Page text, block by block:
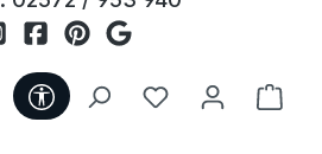
Werkzeugleiste anzeigen
Du hast 0